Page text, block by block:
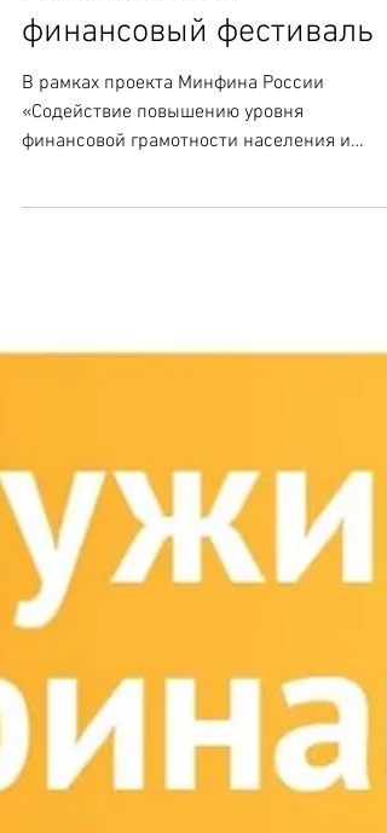
Межшкольный
финансовый фестиваль
В рамках проекта Минфина России
«Содействие повышению уровня
развитию финансового образования в...